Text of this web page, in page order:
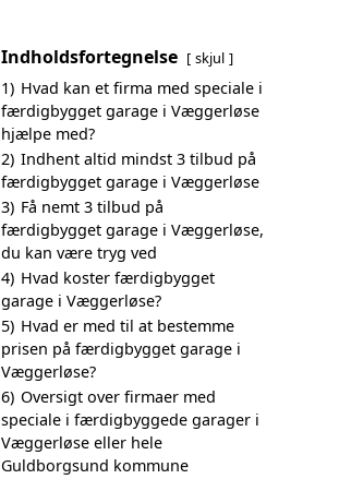
Indholdsfortegnelse skjul
1) Hvad kan et firma med speciale i
færdigbygget garage i Væggerløse
hjælpe med?
2) Indhent altid mindst 3 tilbud på
færdigbygget garage i Væggerløse
3) Få nemt 3 tilbud på
færdigbygget garage i Væggerløse,
du kan være tryg ved
4) Hvad koster færdigbygget
garage i Væggerløse?
5) Hvad er med til at bestemme
prisen på færdigbygget garage i
Væggerløse?
6) Oversigt over firmaer med
speciale i færdigbyggede garager i
Væggerløse eller hele
Guldborgsund kommune